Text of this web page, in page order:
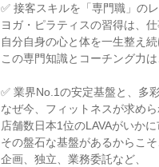
✅ 接客スキルを「専門職」の
ヨガ・ピラティスの習得は、
自分自身の心と体を一生整え
この専門知識とコーチング力
✅ 業界No.1の安定基盤と、多
なぜ今、フィットネスが求め
店舗数日本1位のLAVAがいか
その盤石な基盤があるからこ
企画、独立、業務委託など、